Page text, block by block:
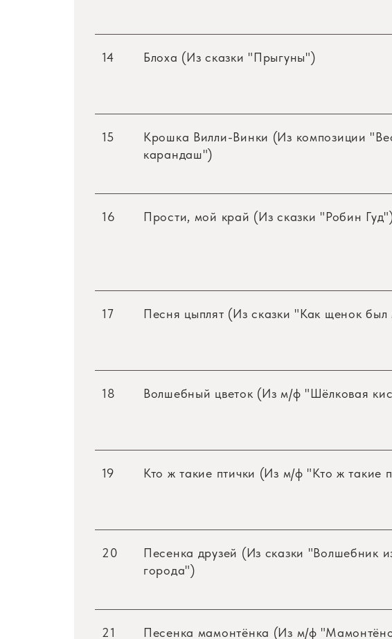
14 Блоха (Из сказки "Прыгуны")
15
Крошка Вилли-Винки (Из композиции
карандаш")
16 Прости, мой край (Из сказки "Робин
17 Песня цыплят (Из сказки "Как щенок
18 Волшебный цветок (Из м/ф "Шёлковая
19 Кто ж такие птички (Из м/ф "Кто ж такие
20
Песенка друзей (Из сказки "Волшебник
города")
21 Песенка мамонтёнка (Из м/ф